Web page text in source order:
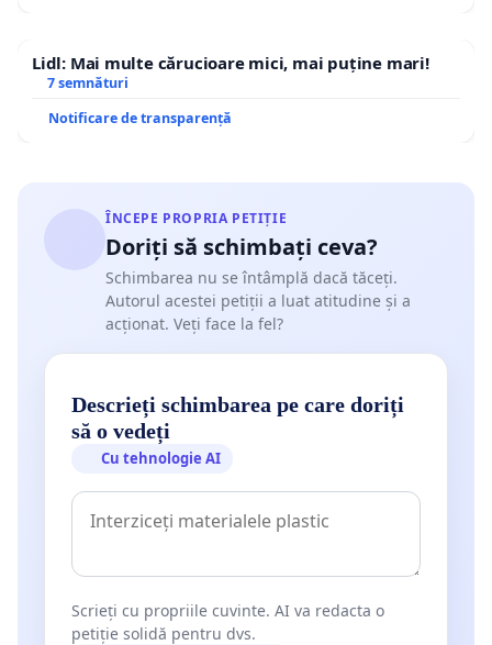
Lidl: Mai multe cărucioare mici, mai puține mari!
7 semnături
Notificare de transparență
ÎNCEPE PROPRIA PETIȚIE
Doriți să schimbați ceva?
Schimbarea nu se întâmplă dacă tăceți.
Autorul acestei petiții a luat atitudine și a
acționat. Veți face la fel?
Descrieți schimbarea pe care doriți
să o vedeți
Cu tehnologie AI
Scrieți cu propriile cuvinte. AI va redacta o
petiție solidă pentru dvs.